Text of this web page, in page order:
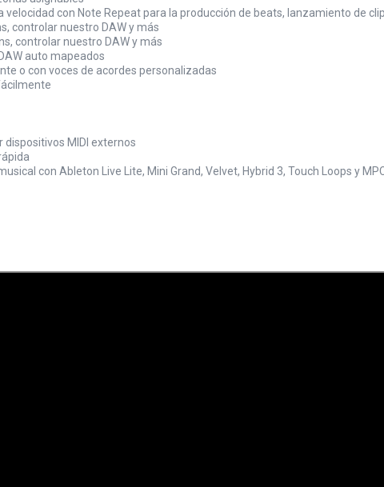
con Note Repeat para la producción de beats, lanzamiento de
controlar nuestro DAW y más
controlar nuestro DAW y más
auto mapeados
o con voces de acordes personalizadas
dispositivos MIDI externos
con Ableton Live Lite, Mini Grand, Velvet, Hybrid 3, Touch Loops y